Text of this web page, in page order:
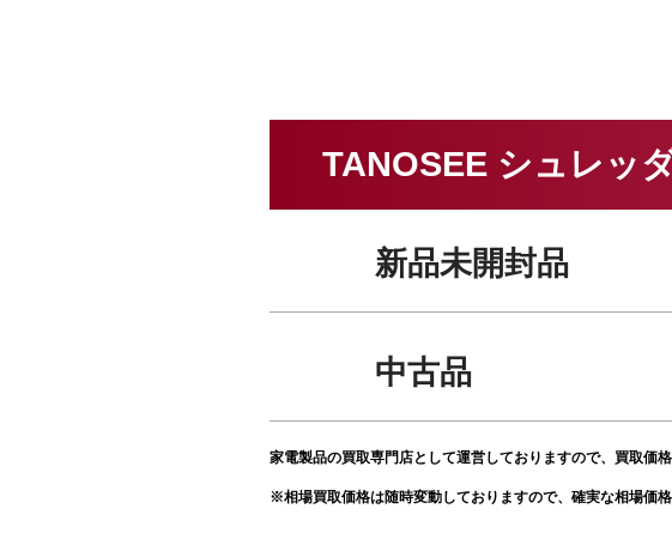
TANOSEE シュレッ
新品未開封品
中古品
家電製品の買取専門店として運営しておりますので、買取価
※相場買取価格は随時変動しておりますので、確実な相場価